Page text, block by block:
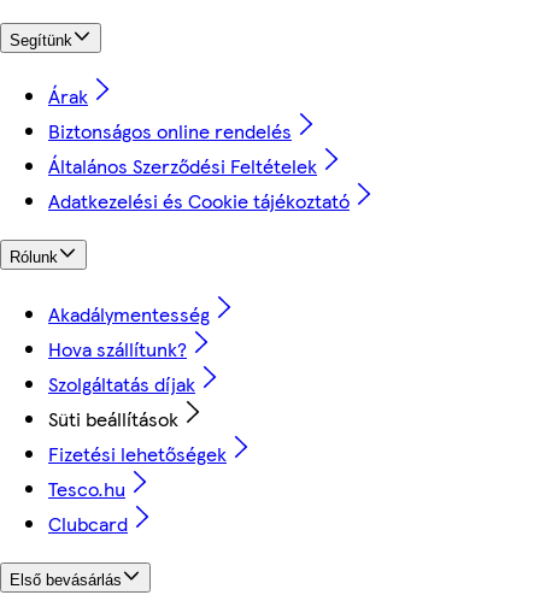
Segítünk
Árak
Biztonságos online rendelés
Általános Szerződési Feltételek
Adatkezelési és Cookie tájékoztató
Rólunk
Akadálymentesség
Hova szállítunk?
Szolgáltatás díjak
Süti beállítások
Fizetési lehetőségek
Tesco.hu
Clubcard
Első bevásárlás